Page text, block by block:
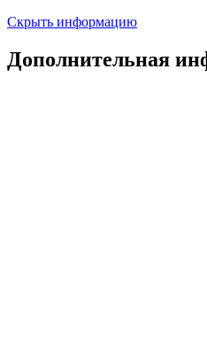
Скрыть информацию
Дополнительная